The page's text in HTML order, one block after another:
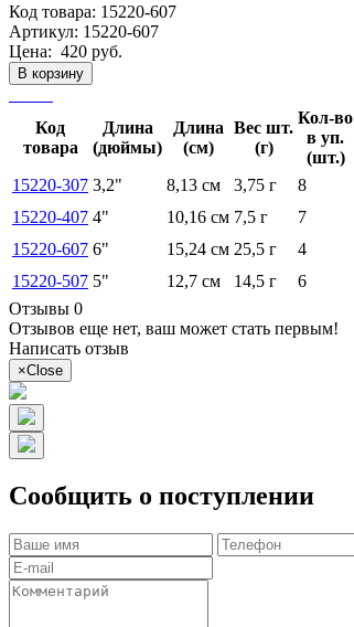
Код товара: 15220-607
Артикул: 15220-607
Цена: 420 руб.
В корзину
Код
товара
Длина
(дюймы)
Длина
(см)
Вес шт.
(г)
Кол-во
в уп.
(шт.)
15220-307 3,2" 8,13 см 3,75 г 8
15220-407 4" 10,16 см 7,5 г 7
15220-607 6" 15,24 см 25,5 г 4
15220-507 5" 12,7 см 14,5 г 6
Отзывы 0
Отзывов еще нет, ваш может стать первым!
Написать отзыв
×Close
Сообщить о поступлении